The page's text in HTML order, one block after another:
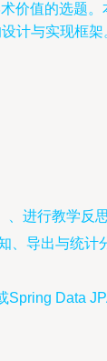
价值的选题
计与实现框架
进行教学反思
、导出与统计
Data